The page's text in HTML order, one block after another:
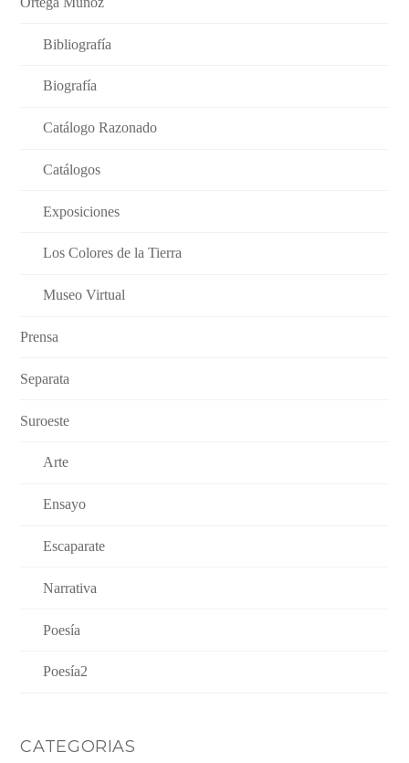
Bibliografía
Biografía
Catálogo Razonado
Catálogos
Exposiciones
Los Colores de la Tierra
Museo Virtual
Prensa
Separata
Suroeste
Arte
Ensayo
Escaparate
Narrativa
Poesía
Poesía2
CATEGORIAS